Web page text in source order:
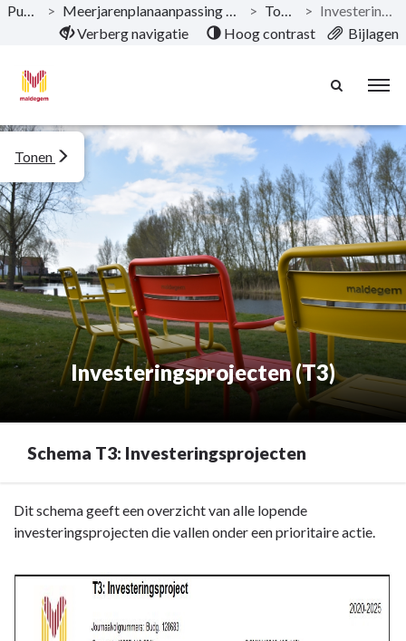
Naar hoofdinhoud
Publicaties > Meerjarenplanaanpassing 4 2020-2025 Gemeente & OCMW > Toelichting >
Investeringsprojecten (T3)
Verberg navigatie
Hoog contrast Bijlagen
Investeringsprojecten (T3)
Tonen
Schema T3: Investeringsprojecten
Terug
naar
Investeringsprojecten
Dit schema geeft een overzicht van alle lopende
investeringsprojecten die vallen onder een prioritaire actie.